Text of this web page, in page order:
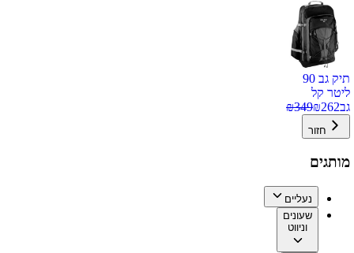
תיק גב 90
ליטר קל
גב
₪262
₪349
חזור
מותגים
נעליים
שעונים
וניווט